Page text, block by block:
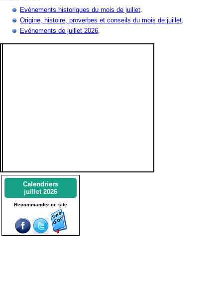
Evènements historiques du mois de juillet.
Origine, histoire, proverbes et conseils du mois de juillet.
Evénements de juillet 2026.
Calendriers
juillet 2026
Recommander ce site